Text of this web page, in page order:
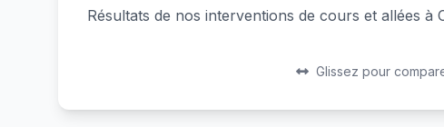
Résultats de nos interventions de cours et allées à
Après
Glissez pour